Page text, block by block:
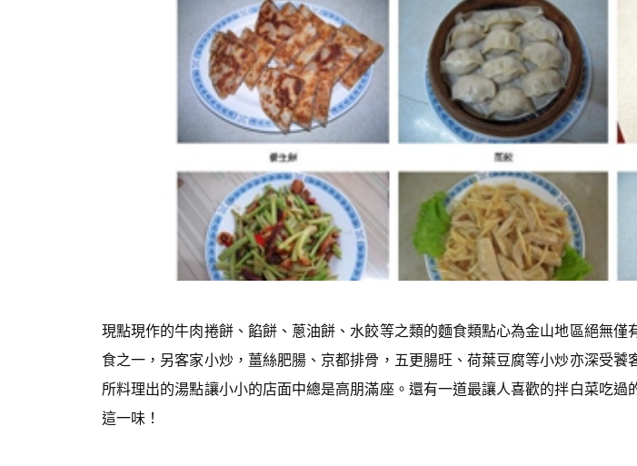
現點現作的牛肉捲餅、餡餅、蔥油餅、水餃等之類的麵食類點心為金山地區絕無僅
食之一，另客家小炒，薑絲肥腸、京都排骨，五更腸旺、荷葉豆腐等小炒亦深受饕
所料理出的湯點讓小小的店面中總是高朋滿座。還有一道最讓人喜歡的拌白菜吃過
這一味！